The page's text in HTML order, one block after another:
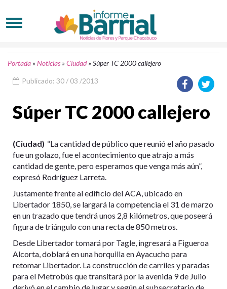
Portada »Noticias »Ciudad»Súper TC 2000 callejero
Publicado: 30 / 03 /2013
Súper TC 2000 callejero
(Ciudad) “La cantidad de público que reunió el año pasado
fue un golazo, fue el acontecimiento que atrajo a más
cantidad de gente, pero esperamos que venga más aún”,
expresó Rodríguez Larreta.
Justamente frente al edificio del ACA, ubicado en
Libertador 1850, se largará la competencia el 31 de marzo
en un trazado que tendrá unos 2,8 kilómetros, que poseerá
figura de triángulo con una recta de 850 metros.
Desde Libertador tomará por Tagle, ingresará a Figueroa
Alcorta, doblará en una horquilla en Ayacucho para
retomar Libertador. La construcción de carriles y paradas
para el Metrobús que transitará por la avenida 9 de Julio